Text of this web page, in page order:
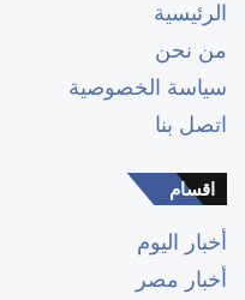
الرئيسية
من نحن
سياسة الخصوصية
اتصل بنا
اقسام
أخبار اليوم
أخبار مصر